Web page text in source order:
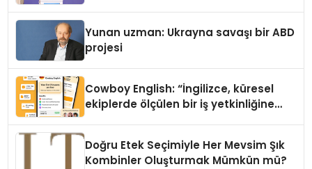
Yunan uzman: Ukrayna savaşı bir ABD
projesi
Cowboy English: “İngilizce, küresel
ekiplerde ölçülen bir iş yetkinliğine
Doğru Etek Seçimiyle Her Mevsim Şık
Kombinler Oluşturmak Mümkün mü?